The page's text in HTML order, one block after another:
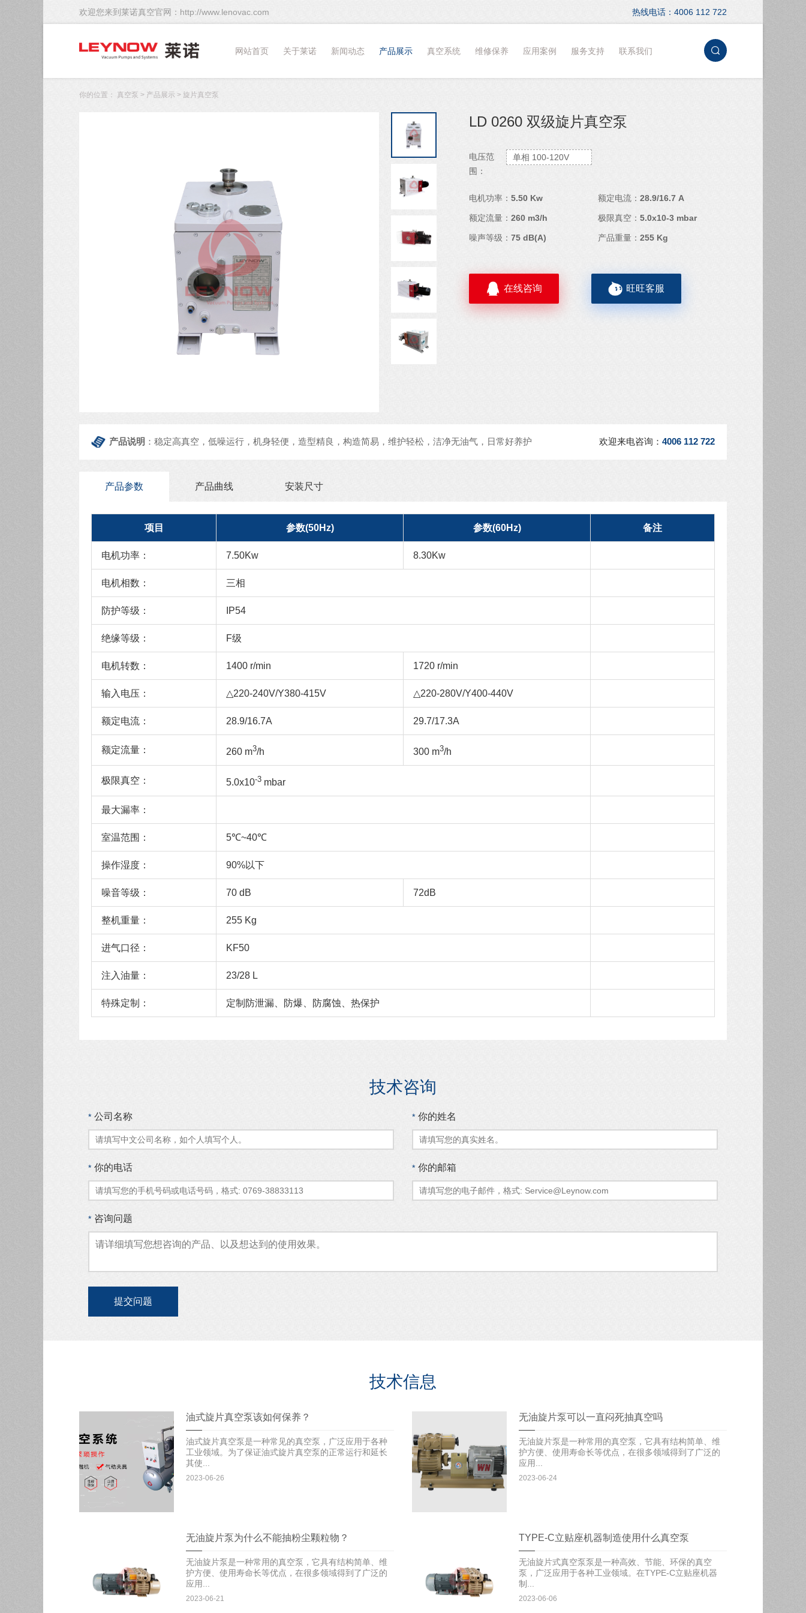
欢迎您来到莱诺真空官网：http://www.lenovac.com 热线电话：4006 112 722
网站首页 关于莱诺 新闻动态 产品展示 真空系统 维修保养 应用案例 服务支持 联系我们
你的位置： 真空泵 > 产品展示 > 旋片真空泵
LD 0260 双级旋片真空泵
电压范
围：
单相 100-120V
电机功率： 5.50 Kw 额定电流： 28.9/16.7 A
额定流量： 260 m3/h 极限真空： 5.0x10-3 mbar
噪声等级： 75 dB(A) 产品重量： 255 Kg
在线咨询 旺旺客服
产品说明 ：稳定高真空，低噪运行，机身轻便，造型精良，构造简易，维护轻松，洁净无油气，日常好养护 欢迎来电咨询： 4006 112 722
产品参数 产品曲线 安装尺寸
项目 参数(50Hz) 参数(60Hz) 备注
电机功率： 7.50Kw 8.30Kw
电机相数： 三相
防护等级： IP54
绝缘等级： F级
电机转数： 1400 r/min 1720 r/min
输入电压： △220-240V/Y380-415V △220-280V/Y400-440V
额定电流： 28.9/16.7A 29.7/17.3A
额定流量： 260 m3/h 300 m3/h
极限真空： 5.0x10-3 mbar
最大漏率：
室温范围： 5℃~40℃
操作湿度： 90%以下
噪音等级： 70 dB 72dB
整机重量： 255 Kg
进气口径： KF50
注入油量： 23/28 L
特殊定制： 定制防泄漏、防爆、防腐蚀、热保护
技术咨询
* 公司名称 * 你的姓名
* 你的电话 * 你的邮箱
* 咨询问题
技术信息
油式旋片真空泵该如何保养？
油式旋片真空泵是一种常见的真空泵，广泛应用于各种
工业领域。为了保证油式旋片真空泵的正常运行和延长
其使...
2023-06-26
无油旋片泵可以一直闷死抽真空吗
无油旋片泵是一种常用的真空泵，它具有结构简单、维
护方便、使用寿命长等优点，在很多领域得到了广泛的
应用...
2023-06-24
无油旋片泵为什么不能抽粉尘颗粒物？
无油旋片泵是一种常用的真空泵，它具有结构简单、维
护方便、使用寿命长等优点，在很多领域得到了广泛的
应用...
2023-06-21
TYPE-C立贴座机器制造使用什么真空泵
无油旋片式真空泵泵是一种高效、节能、环保的真空
泵，广泛应用于各种工业领域。在TYPE-C立贴座机器
制...
2023-06-06